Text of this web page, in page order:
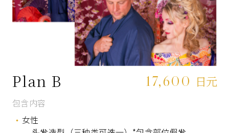
Plan B 17,600 日元
包含内容
女性